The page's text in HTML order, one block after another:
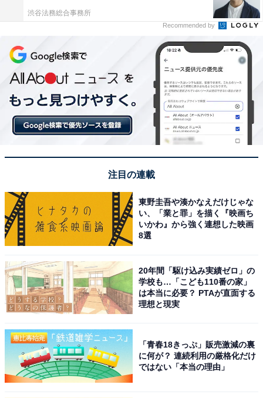
「SPA&ごはん ゆるうむ」は日本最大級のタワー
サウナと美食が楽しめる
「SPA&ごはん ゆるうむ」公式Webサイトより
ウナと、露天風呂・高濃度炭酸泉・ハーブ風呂など多彩
な湯船が揃います。食事処「ととのうキッチン moimoi」
ではサウナ飯やボタニカルメニュー、クラフトビールな
渋谷法務総合事務所
Recommended by
注目の連載
東野圭吾や湊かなえだけじゃな
い、「業と罪」を描く『映画ち
いかわ』から強く連想した映画
8選
20年間「駆け込み実績ゼロ」の
学校も…「こども110番の家」
は本当に必要？ PTAが直面する
理想と現実
「青春18きっぷ」販売激減の裏
に何が？ 連続利用の厳格化だけ
ではない「本当の理由」